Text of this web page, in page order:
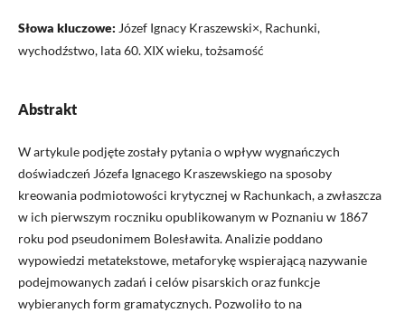
Słowa kluczowe: Józef Ignacy Kraszewski×, Rachunki,
wychodźstwo, lata 60. XIX wieku, tożsamość
Abstrakt
W artykule podjęte zostały pytania o wpływ wygnańczych
doświadczeń Józefa Ignacego Kraszewskiego na sposoby
kreowania podmiotowości krytycznej w Rachunkach, a zwłaszcza
w ich pierwszym roczniku opublikowanym w Poznaniu w 1867
roku pod pseudonimem Bolesławita. Analizie poddano
wypowiedzi metatekstowe, metaforykę wspierającą nazywanie
podejmowanych zadań i celów pisarskich oraz funkcje
wybieranych form gramatycznych. Pozwoliło to na